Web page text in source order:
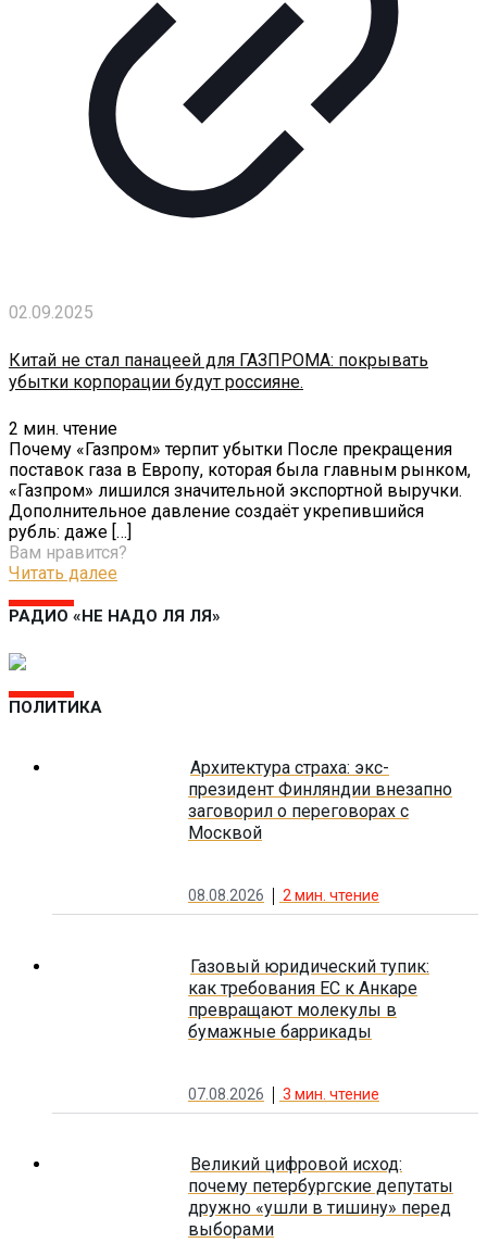
02.09.2025
Китай не стал панацеей для ГАЗПРОМА: покрывать
убытки корпорации будут россияне.
2 мин. чтение
Почему «Газпром» терпит убытки После прекращения
поставок газа в Европу, которая была главным рынком,
«Газпром» лишился значительной экспортной выручки.
Дополнительное давление создаёт укрепившийся
рубль: даже […]
Вам нравится?
Читать далее
РАДИО «НЕ НАДО ЛЯ ЛЯ»
ПОЛИТИКА
Архитектура страха: экс-
президент Финляндии внезапно
заговорил о переговорах с
Москвой
08.08.2026 2мин. чтение
Газовый юридический тупик:
как требования ЕС к Анкаре
превращают молекулы в
бумажные баррикады
07.08.2026 3 мин. чтение
Великий цифровой исход:
почему петербургские депутаты
дружно «ушли в тишину» перед
выборами